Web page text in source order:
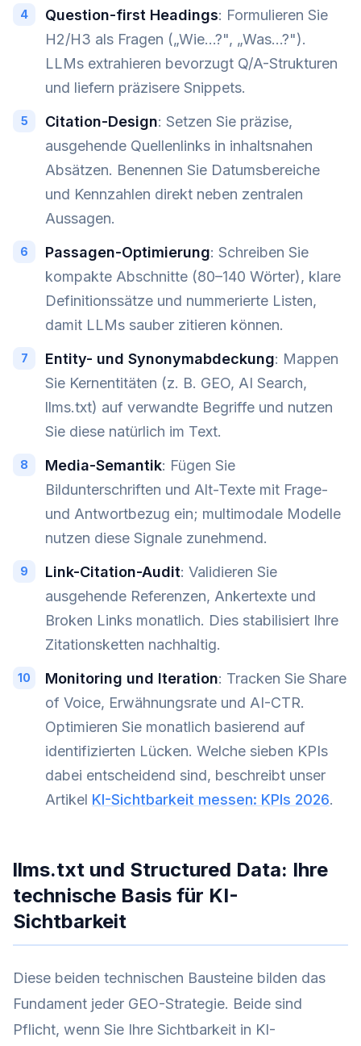
Question-first Headings: Formulieren Sie
H2/H3 als Fragen („Wie…?", „Was…?").
LLMs extrahieren bevorzugt Q/A-Strukturen
und liefern präzisere Snippets.
Citation-Design: Setzen Sie präzise,
ausgehende Quellenlinks in inhaltsnahen
Absätzen. Benennen Sie Datumsbereiche
und Kennzahlen direkt neben zentralen
Aussagen.
Passagen-Optimierung: Schreiben Sie
kompakte Abschnitte (80–140 Wörter), klare
Definitionssätze und nummerierte Listen,
damit LLMs sauber zitieren können.
Entity- und Synonymabdeckung: Mappen
Sie Kernentitäten (z. B. GEO, AI Search,
llms.txt) auf verwandte Begriffe und nutzen
Sie diese natürlich im Text.
Media-Semantik: Fügen Sie
Bildunterschriften und Alt-Texte mit Frage-
und Antwortbezug ein; multimodale Modelle
nutzen diese Signale zunehmend.
Link-Citation-Audit: Validieren Sie
ausgehende Referenzen, Ankertexte und
Broken Links monatlich. Dies stabilisiert Ihre
Zitationsketten nachhaltig.
Monitoring und Iteration: Tracken Sie Share
of Voice, Erwähnungsrate und AI-CTR.
Optimieren Sie monatlich basierend auf
identifizierten Lücken. Welche sieben KPIs
dabei entscheidend sind, beschreibt unser
Artikel KI-Sichtbarkeit messen: KPIs 2026.
llms.txt und Structured Data: Ihre
technische Basis für KI-
Sichtbarkeit
Diese beiden technischen Bausteine bilden das
Fundament jeder GEO-Strategie. Beide sind
Pflicht, wenn Sie Ihre Sichtbarkeit in KI-